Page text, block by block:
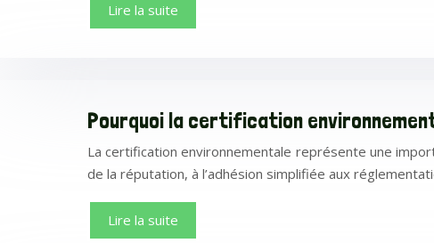
Lire la suite
Pourquoi la certification
La certification environnementale représente une
de la réputation, à l’adhésion simplifiée aux
Lire la suite